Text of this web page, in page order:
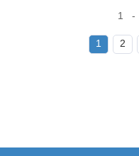
1 -
1 2